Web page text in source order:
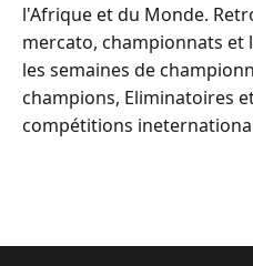
l'Afrique et du Monde.
mercato, championnats et
les semaines de
champions, Eliminatoires
compétitions